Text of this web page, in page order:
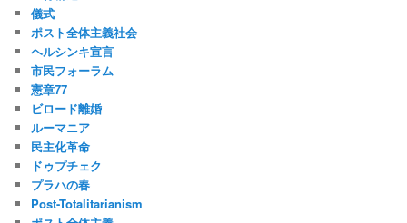
儀式
ポスト全体主義社会
ヘルシンキ宣言
市民フォーラム
憲章77
ビロード離婚
ルーマニア
民主化革命
ドゥプチェク
プラハの春
Post-Totalitarianism